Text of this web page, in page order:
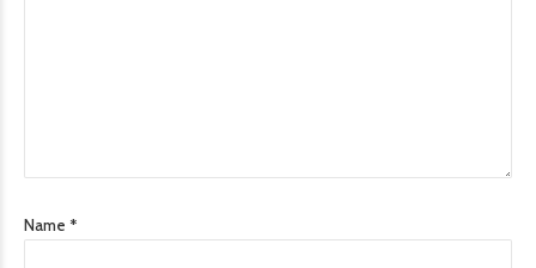
Name *